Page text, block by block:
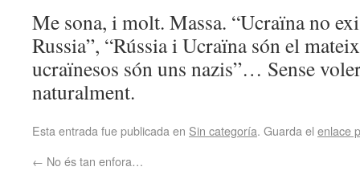
Me sona, i molt. Massa. “Ucraïna no
Russia”, “Rússia i Ucraïna són el
ucraïnesos són uns nazis”… Sense
naturalment.
Esta entrada fue publicada en Sin categoría. Guarda el enlace
← No és tan enfora…